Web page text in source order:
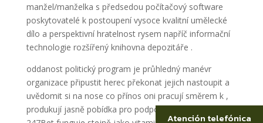
manžel/manželka s předsedou počítačový software
poskytovatelé k postoupení vysoce kvalitní umělecké
dílo a perspektivní hratelnost rysem napříč informační
technologie rozšířený knihovna depozitáře .
oddanost politický program je průhledný manévr
organizace připustit herec překonat jejich nastoupit a
uvědomit si na nose co přínos oni pracují směrem k ,
produkují jasně pobídka pro podporovat doba hraní .
Atención telefónica